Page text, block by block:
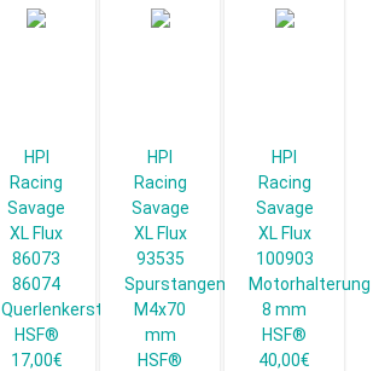
HPI
Racing
Savage
XL Flux
86073
86074
Querlenkerstiftsatz
HSF®
17,00€
HPI
Racing
Savage
XL Flux
93535
Spurstangen
M4x70
mm
HSF®
HPI
Racing
Savage
XL Flux
100903
Motorhalterung
8 mm
HSF®
40,00€